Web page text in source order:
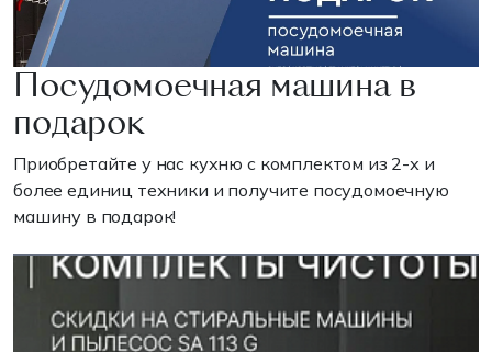
Посудомоечная машина в
подарок
Приобретайте у нас кухню с комплектом из 2-х и
более единиц техники и получите посудомоечную
машину в подарок!